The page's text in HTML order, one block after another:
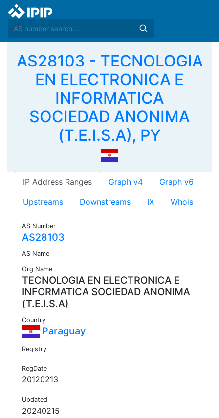
AS28103 - TECNOLOGIA
EN ELECTRONICA E
INFORMATICA
SOCIEDAD ANONIMA
(T.E.I.S.A), PY
IP Address Ranges Graph v4 Graph v6
Upstreams Downstreams IX Whois
AS Number
AS28103
AS Name
Org Name
TECNOLOGIA EN ELECTRONICA E
INFORMATICA SOCIEDAD ANONIMA
(T.E.I.S.A)
Country
Paraguay
Registry
RegDate
20120213
Updated
20240215